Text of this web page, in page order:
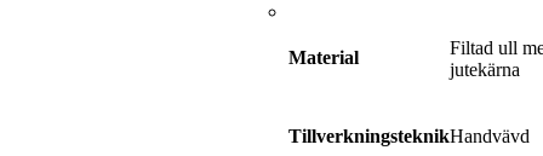
Material
Filtad ull
jutekärna
TillverkningsteknikHandvävd